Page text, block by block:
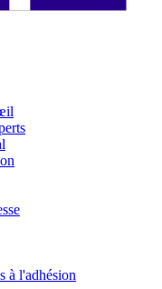
à l'adhésion